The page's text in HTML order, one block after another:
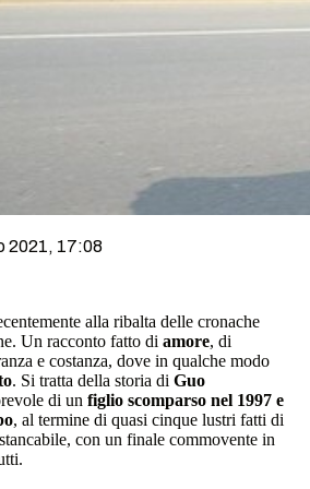
2021, 17:08
alla ribalta delle cronache
Un racconto fatto di amore, di
e costanza, dove in qualche modo
. Si tratta della storia di Guo
di un figlio scomparso nel 1997 e
, al termine di quasi cinque lustri fatti di
con un finale commovente in